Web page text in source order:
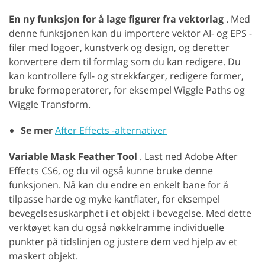
En ny funksjon for å lage figurer fra vektorlag . Med
denne funksjonen kan du importere vektor AI- og EPS -
filer med logoer, kunstverk og design, og deretter
konvertere dem til formlag som du kan redigere. Du
kan kontrollere fyll- og strekkfarger, redigere former,
bruke formoperatorer, for eksempel Wiggle Paths og
Wiggle Transform.
Se merAfter Effects -alternativer
Variable Mask Feather Tool . Last ned Adobe After
Effects CS6, og du vil også kunne bruke denne
funksjonen. Nå kan du endre en enkelt bane for å
tilpasse harde og myke kantflater, for eksempel
bevegelsesuskarphet i et objekt i bevegelse. Med dette
verktøyet kan du også nøkkelramme individuelle
punkter på tidslinjen og justere dem ved hjelp av et
maskert objekt.